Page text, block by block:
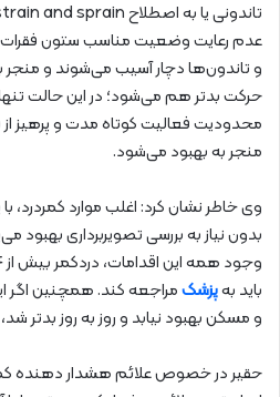
عدم رعایت وضعیت مناسب ستون
و تاندون‌ها دچار آسیب می‌شوند و منجر
حرکت بدتر هم می‌شود؛ در این حالت
محدودیت فعالیت کوتاه مدت و پرهیز از
منجر به بهبود می‌شود.
بدون نیاز به بررسی تصویربرداری بهبود
باید بهپزشکمراجعه کند. همچنین اگر
و مسکن بهبود نیابد و روز به روز بدتر
حقیر در خصوص علائم هشدار دهنده